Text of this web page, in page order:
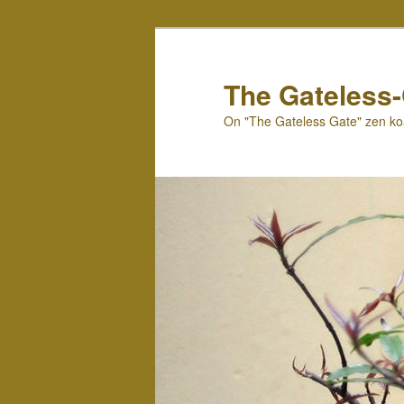
The
On "The Gateless Gate" zen